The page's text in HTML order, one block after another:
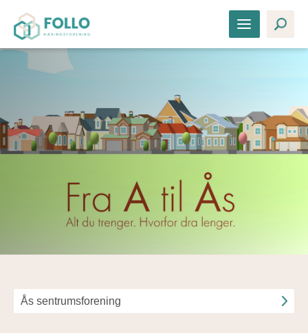
Ås sentrumsforening